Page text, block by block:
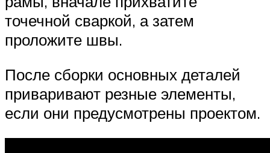
точечной сваркой, а затем
проложите швы.
После сборки основных деталей
приваривают резные элементы,
если они предусмотрены проектом.